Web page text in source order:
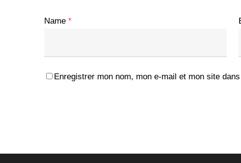
Name *
Enregistrer mon nom, mon e-mail et mon site